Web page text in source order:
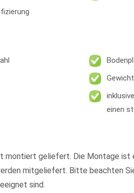
einen
montiert geliefert. Die Montage ist
mitgeliefert. Bitte beachten
sind.